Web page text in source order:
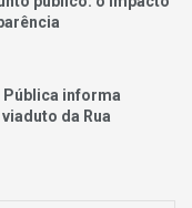
Pública informa
da Rua